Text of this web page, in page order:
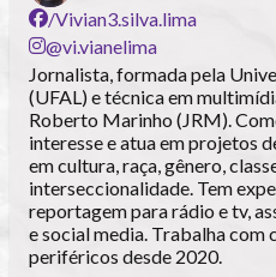
/Vivian3.silva.lima
@vi.vianelima
Jornalista, formada pela
(UFAL) e técnica em
Roberto Marinho (JRM).
interesse e atua em projetos
em cultura, raça, gênero,
interseccionalidade. Tem
reportagem para rádio e tv,
e social media. Trabalha com
periféricos desde 2020.